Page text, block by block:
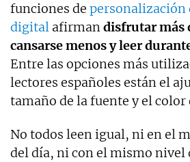
funciones de personalización
digital afirmandisfrutar más
cansarse menos y leer
Entre las opciones más
lectores españoles están el
tamaño de la fuente y el color
No todos leen igual, ni en el
del día, ni con el mismo nivel